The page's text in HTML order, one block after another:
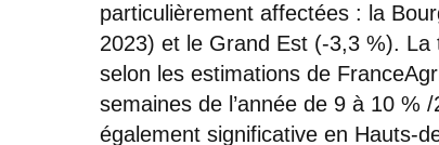
particulièrement affectées : la
2023) et le Grand Est (-3,3 %). La
selon les estimations de
semaines de l’année de 9 à 10 %
également significative en Hauts-